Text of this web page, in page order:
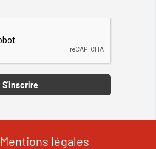
S'inscrire
Mentions légales